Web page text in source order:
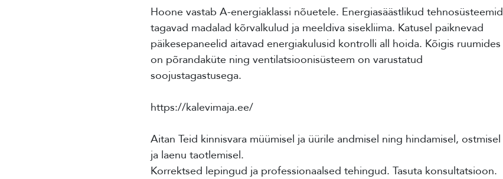
Hoone vastab A-energiaklassi nõuetele. Energiasäästlikud tehnosüsteemid
tagavad madalad kõrvalkulud ja meeldiva sisekliima. Katusel paiknevad
päikesepaneelid aitavad energiakulusid kontrolli all hoida. Kõigis ruumides
on põrandaküte ning ventilatsioonisüsteem on varustatud
soojustagastusega.
https://kalevimaja.ee/
Aitan Teid kinnisvara müümisel ja üürile andmisel ning hindamisel, ostmisel
ja laenu taotlemisel.
Korrektsed lepingud ja professionaalsed tehingud. Tasuta konsultatsioon.